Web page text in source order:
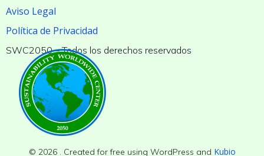
Aviso Legal
Política de Privacidad
SWC2050 – Todos los derechos reservados
© 2026 . Created for free using WordPress and Kubio